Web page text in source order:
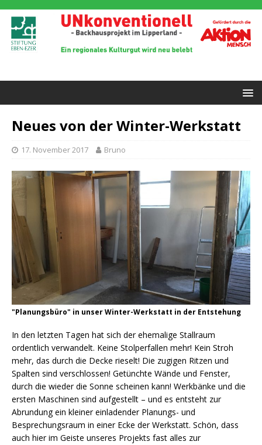
Neues von der Winter-Werkstatt
17. November 2017 Bruno
"Planungsbüro" in unser Winter-Werkstatt in der Entstehung
In den letzten Tagen hat sich der ehemalige Stallraum
ordentlich verwandelt. Keine Stolperfallen mehr! Kein Stroh
mehr, das durch die Decke rieselt! Die zugigen Ritzen und
Spalten sind verschlossen! Getünchte Wände und Fenster,
durch die wieder die Sonne scheinen kann! Werkbänke und die
ersten Maschinen sind aufgestellt – und es entsteht zur
Abrundung ein kleiner einladender Planungs- und
Besprechungsraum in einer Ecke der Werkstatt. Schön, dass
auch hier im Geiste unseres Projekts fast alles zur